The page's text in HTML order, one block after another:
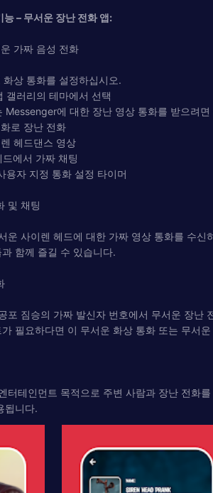
– 무서운 장난 전화 앱:
가짜 음성 전화
상 통화를 설정하십시오.
갤러리의 테마에서 선택
에 대한 장난 영상 통화를 받으려면
로 장난 전화
헤드댄스 영상
에서 가짜 채팅
용자 지정 통화 설정 타이머
및 채팅
운 사이렌 헤드에 대한 가짜 영상 통화를 수
함께 즐길 수 있습니다.
포 짐승의 가짜 발신자 번호에서 무서운 장
필요하다면 이 무서운 화상 통화 또는 무서
터테인먼트 목적으로 주변 사람과 장난 전화
됩니다.